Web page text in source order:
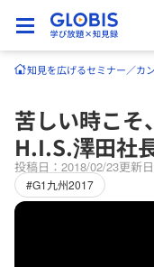
知見を広げるセミナー／カ
苦しい時こそ
H.I.S.澤田社
投稿日：2018/02/23更新
#G1九州2017